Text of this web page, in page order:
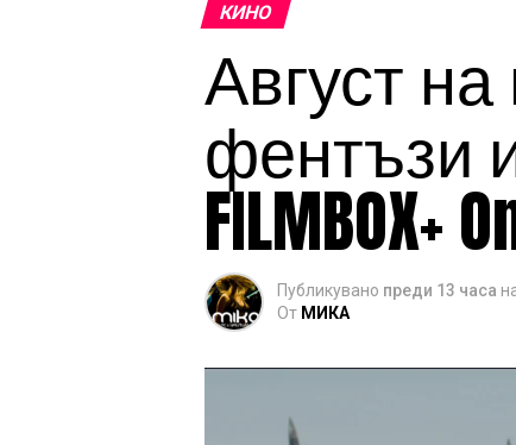
КИНО
Август
фентъзи
FILMBOX+
Публикувано преди 13 часа
От МИКА